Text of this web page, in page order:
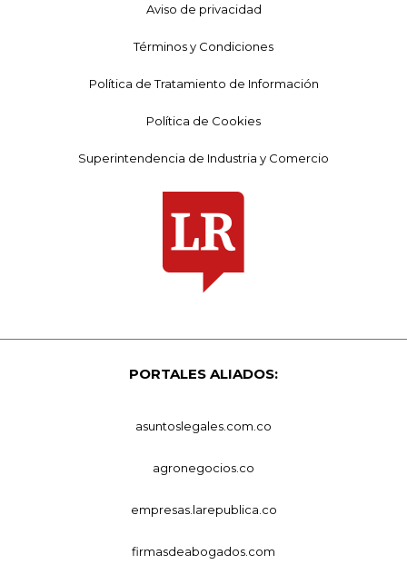
Aviso de privacidad
Términos y Condiciones
Política de Tratamiento de Información
Política de Cookies
Superintendencia de Industria y Comercio
PORTALES ALIADOS:
asuntoslegales.com.co
agronegocios.co
empresas.larepublica.co
firmasdeabogados.com